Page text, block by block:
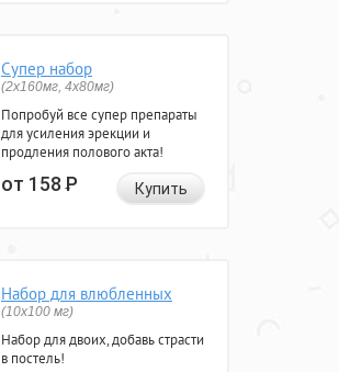
Супер набор
(2х160мг, 4х80мг)
Попробуй все супер препараты
для усиления эрекции и
продления полового акта!
от 158Р Купить
Набор для влюбленных
(10х100 мг)
Набор для двоих, добавь страсти
в постель!